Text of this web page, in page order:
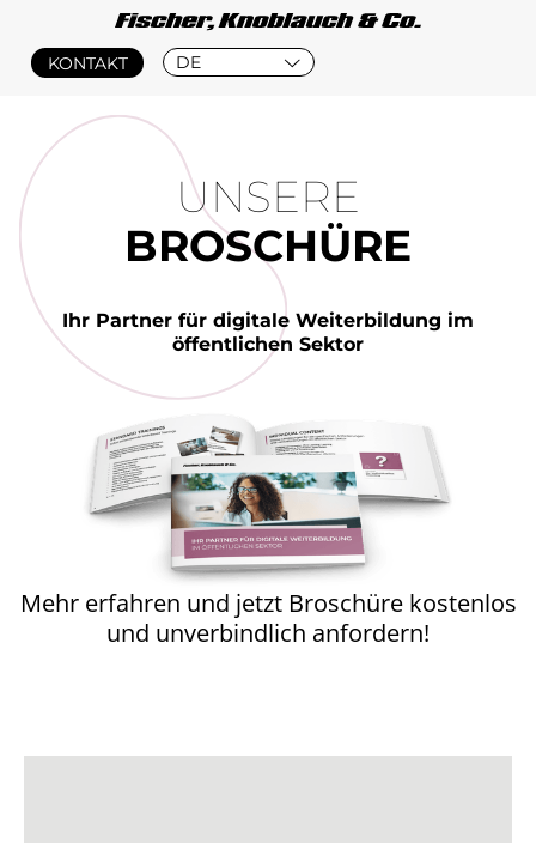
KONTAKT DE
UNSERE
BROSCHÜRE
Ihr Partner für digitale Weiterbildung im
öffentlichen Sektor
Mehr erfahren und jetzt Broschüre kostenlos
und unverbindlich anfordern!